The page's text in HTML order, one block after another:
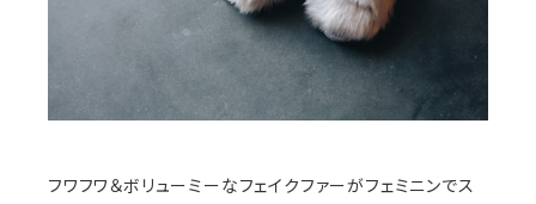
フワフワ＆ボリューミーなフェイクファーがフェミニンでス